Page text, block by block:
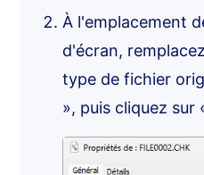
À l'emplacement
d'écran,
type de fichier
», puis cliquez sur